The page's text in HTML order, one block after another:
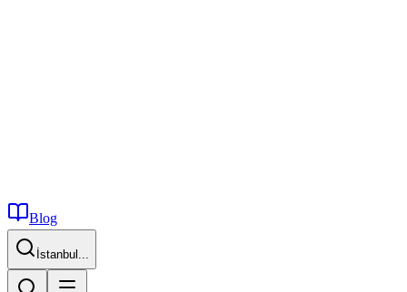
Blog
İstanbul...